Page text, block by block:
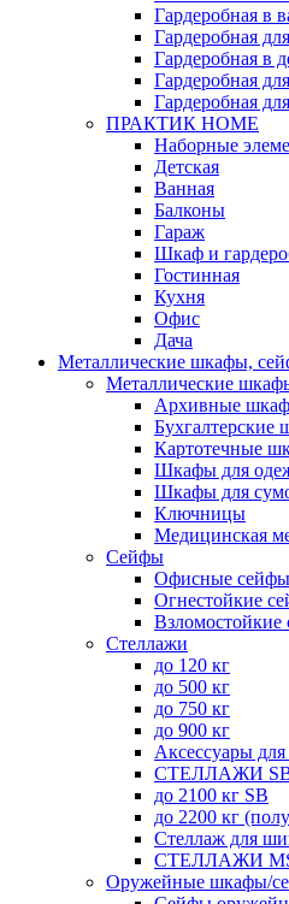
Гардеробная в
Гардеробная
Гардеробная в
Гардеробная
Гардеробная
ПРАКТИК HOME
Наборные
Детская
Ванная
Балконы
Гараж
Шкаф и
Гостинная
Кухня
Офис
Дача
Металлические шкафы,
Металлические
Архивные
Бухгалтерские
Картотечные
Шкафы для
Шкафы для
Ключницы
Медицинская
Сейфы
Офисные сейфы
Огнестойкие
Взломостойкие
Стеллажи
до 120 кг
до 500 кг
до 750 кг
до 900 кг
Аксессуары
СТЕЛЛАЖИ
до 2100 кг SB
до 2200 кг
Стеллаж для
СТЕЛЛАЖИ
Оружейные шкафы/